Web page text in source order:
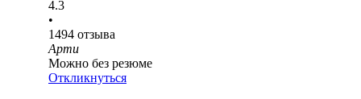
4.3
•
1494 отзыва
Арти
Можно без резюме
Откликнуться